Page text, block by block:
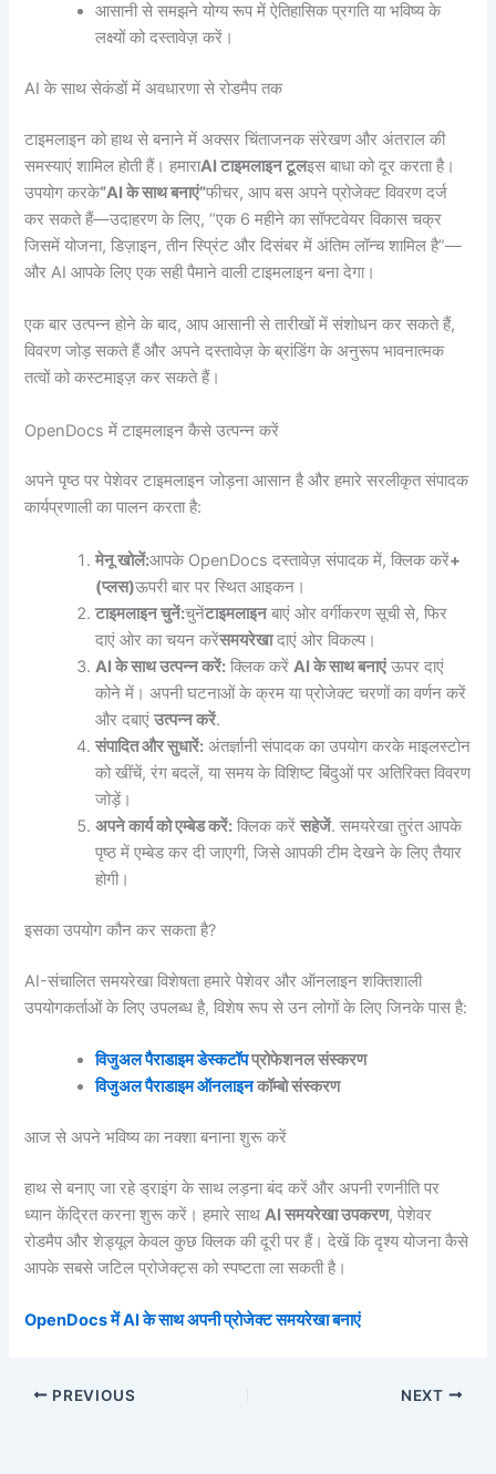
आसानी से समझने योग्य रूप में ऐतिहासिक प्रगति या भविष्य के
लक्ष्यों को दस्तावेज़ करें।
AI के साथ सेकंडों में अवधारणा से रोडमैप तक
टाइमलाइन को हाथ से बनाने में अक्सर चिंताजनक संरेखण और अंतराल की
समस्याएं शामिल होती हैं। हमाराAI टाइमलाइन टूलइस बाधा को दूर करता है।
उपयोग करके“AI के साथ बनाएं”फीचर, आप बस अपने प्रोजेक्ट विवरण दर्ज
कर सकते हैं—उदाहरण के लिए, “एक 6 महीने का सॉफ्टवेयर विकास चक्र
जिसमें योजना, डिज़ाइन, तीन स्प्रिंट और दिसंबर में अंतिम लॉन्च शामिल है”—
और AI आपके लिए एक सही पैमाने वाली टाइमलाइन बना देगा।
एक बार उत्पन्न होने के बाद, आप आसानी से तारीखों में संशोधन कर सकते हैं,
विवरण जोड़ सकते हैं और अपने दस्तावेज़ के ब्रांडिंग के अनुरूप भावनात्मक
तत्वों को कस्टमाइज़ कर सकते हैं।
OpenDocs में टाइमलाइन कैसे उत्पन्न करें
अपने पृष्ठ पर पेशेवर टाइमलाइन जोड़ना आसान है और हमारे सरलीकृत संपादक
कार्यप्रणाली का पालन करता है:
मेनू खोलें:आपके OpenDocs दस्तावेज़ संपादक में, क्लिक करें+
(प्लस)ऊपरी बार पर स्थित आइकन।
टाइमलाइन चुनें:चुनेंटाइमलाइनबाएं ओर वर्गीकरण सूची से, फिर
दाएं ओर का चयन करेंसमयरेखादाएं ओर विकल्प।
AI के साथ उत्पन्न करें: क्लिक करेंAI के साथ बनाएंऊपर दाएं
कोने में। अपनी घटनाओं के क्रम या प्रोजेक्ट चरणों का वर्णन करें
और दबाएंउत्पन्न करें.
संपादित और सुधारें: अंतर्ज्ञानी संपादक का उपयोग करके माइलस्टोन
को खींचें, रंग बदलें, या समय के विशिष्ट बिंदुओं पर अतिरिक्त विवरण
जोड़ें।
अपने कार्य को एम्बेड करें: क्लिक करेंसहेजें. समयरेखा तुरंत आपके
पृष्ठ में एम्बेड कर दी जाएगी, जिसे आपकी टीम देखने के लिए तैयार
होगी।
इसका उपयोग कौन कर सकता है?
AI-संचालित समयरेखा विशेषता हमारे पेशेवर और ऑनलाइन शक्तिशाली
उपयोगकर्ताओं के लिए उपलब्ध है, विशेष रूप से उन लोगों के लिए जिनके पास है:
विजुअल पैराडाइम डेस्कटॉपप्रोफेशनल संस्करण
विजुअल पैराडाइम ऑनलाइनकॉम्बो संस्करण
आज से अपने भविष्य का नक्शा बनाना शुरू करें
हाथ से बनाए जा रहे ड्राइंग के साथ लड़ना बंद करें और अपनी रणनीति पर
ध्यान केंद्रित करना शुरू करें। हमारे साथAI समयरेखा उपकरण, पेशेवर
रोडमैप और शेड्यूल केवल कुछ क्लिक की दूरी पर हैं। देखें कि दृश्य योजना कैसे
आपके सबसे जटिल प्रोजेक्ट्स को स्पष्टता ला सकती है।
OpenDocs में AI के साथ अपनी प्रोजेक्ट समयरेखा बनाएं
PREVIOUS NEXT